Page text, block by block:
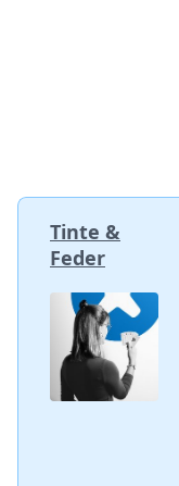
Tinte &
Feder